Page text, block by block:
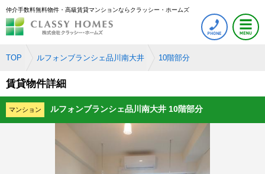
仲介手数料無料物件・高級賃貸マンションならクラッシー・ホームズ
TOP ルフォンブランシェ品川南大井 10階部分
賃貸物件詳細
マンション ルフォンブランシェ品川南大井 10階部分